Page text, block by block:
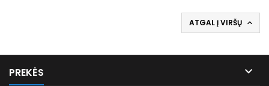
ATGAL Į VIRŠŲ 
PREKĖS 